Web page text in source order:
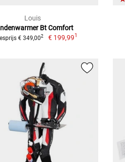
Louis
Bt Comfort
€ 349,002 € 199,991